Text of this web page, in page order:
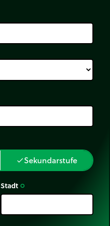
doneSekundarstufe
Stadt trip_origin